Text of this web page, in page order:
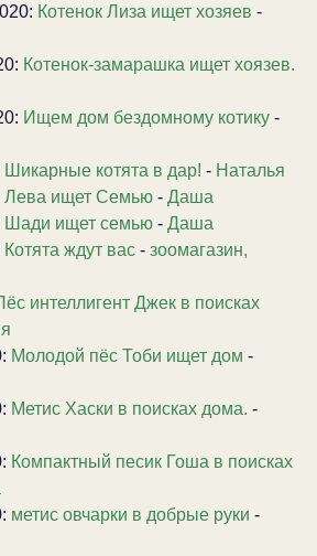
Котенок Лиза ищет хозяев -
Котенок-замарашка ищет хоязев.
Ищем дом бездомному котику -
Шикарные котята в дар! - Наталья
Лева ищет Семью - Даша
Шади ищет семью - Даша
Котята ждут вас - зоомагазин,
интеллигент Джек в поисках
Молодой пёс Тоби ищет дом -
Метис Хаски в поисках дома. -
Компактный песик Гоша в поисках
метис овчарки в добрые руки -